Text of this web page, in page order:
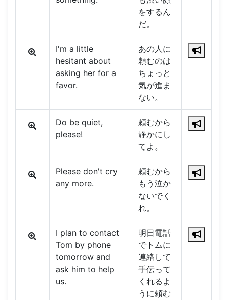
をするん
だ。
I'm a little
hesitant about
asking her for a
favor.
あの人に
頼むのは
ちょっと
気が進ま
ない。
Do be quiet,
please!
頼むから
静かにし
てよ。
Please don't cry
any more.
頼むから
もう泣か
ないでく
れ。
I plan to contact
Tom by phone
tomorrow and
ask him to help
us.
明日電話
でトムに
連絡して
手伝って
くれるよ
うに頼む